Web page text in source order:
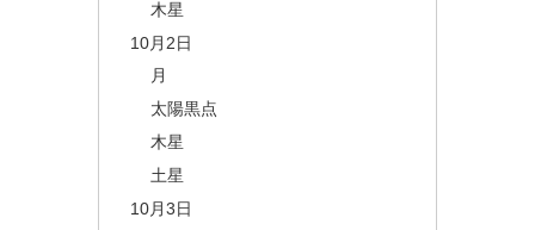
木星
10月2日
月
太陽黒点
木星
土星
10月3日